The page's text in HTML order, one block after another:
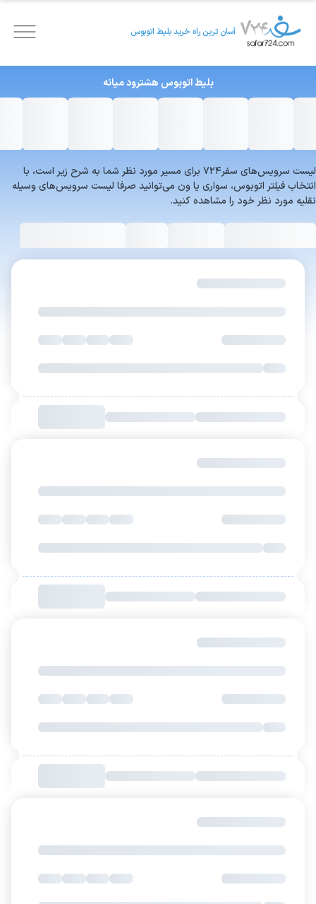
آسان ترین راه خرید بلیط اتوبوس
بلیط اتوبوس هشترودمیانه
لیست سرویس‌های سفر۷۲۴ برای مسیر مورد نظر شما به شرح زیر است، با
انتخاب فیلتر اتوبوس، سواری یا ون می‌توانید صرفا لیست سرویس‌های وسیله
نقلیه مورد نظر خود را مشاهده کنید.